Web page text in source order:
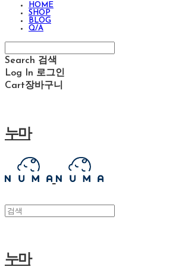
HOME
SHOP
BLOG
Q/A
Search 검색
Log In 로그인
Cart장바구니
누마
누마